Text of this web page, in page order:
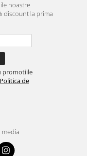
noastre
discount la prima
promotiile
Politica de
media